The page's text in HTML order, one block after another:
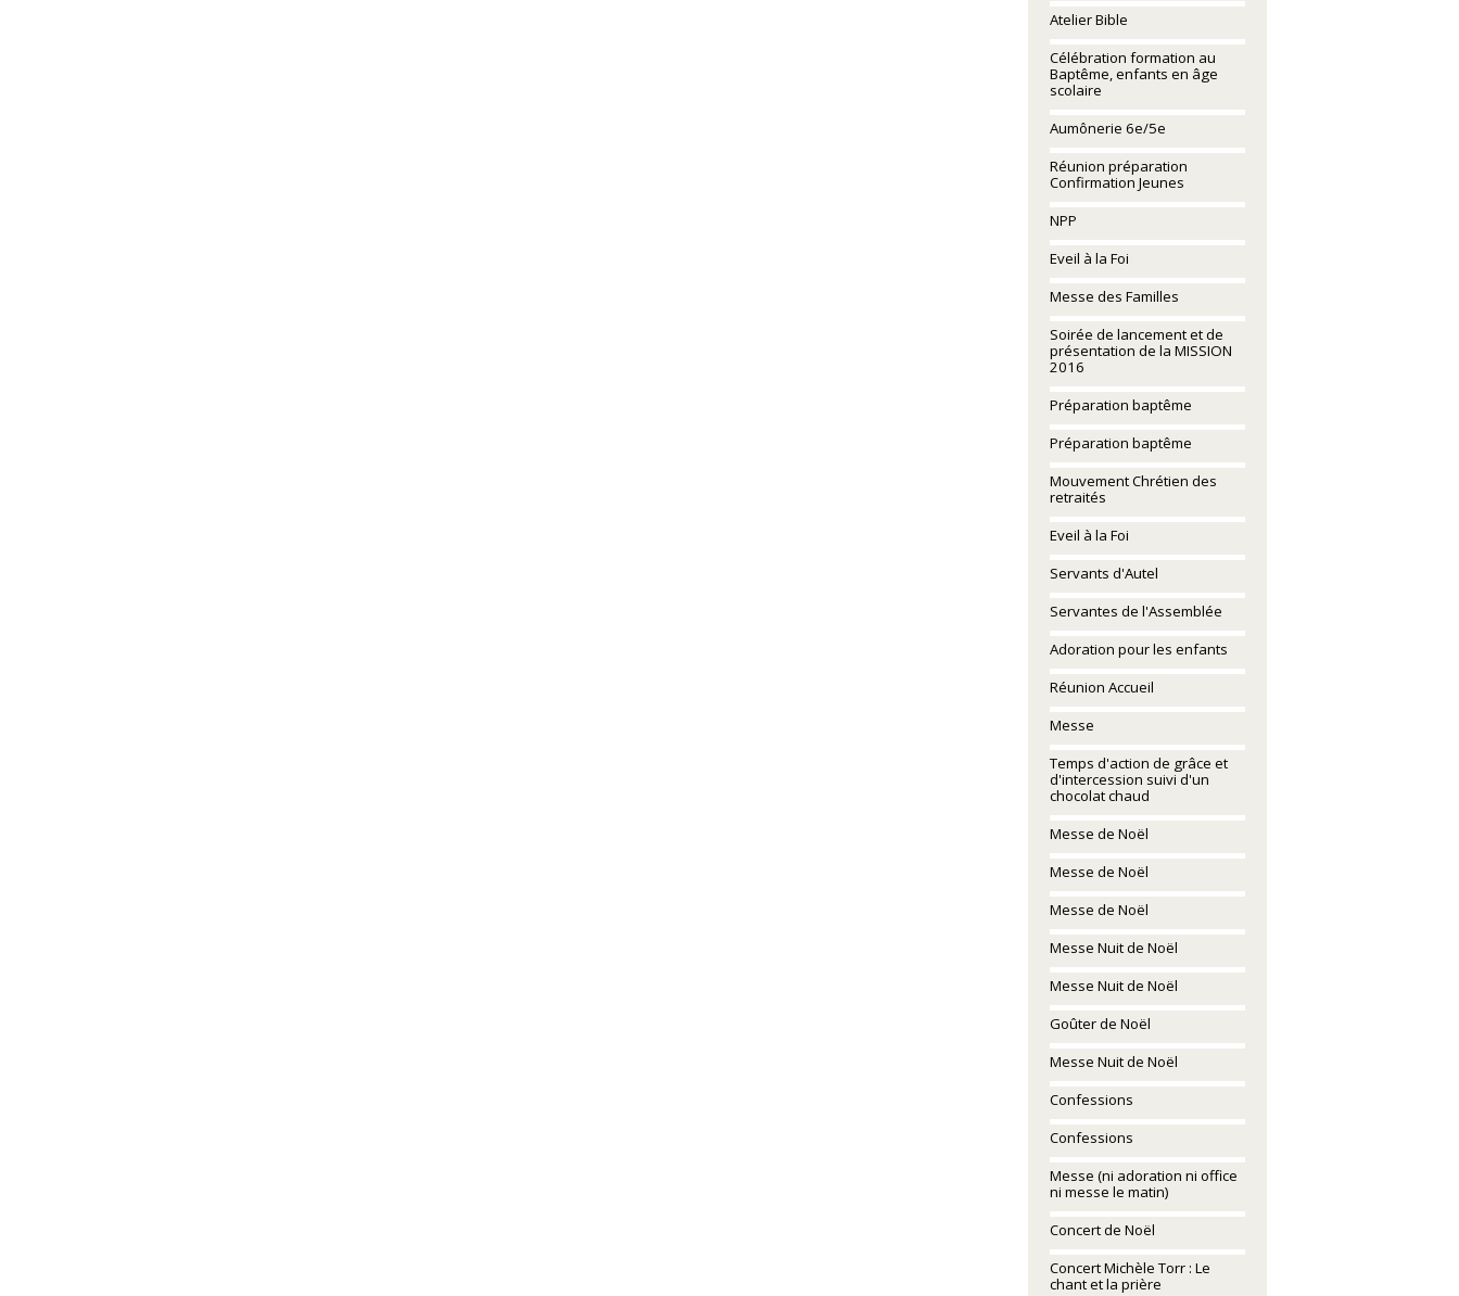
Atelier Bible
Célébration formation au
Baptême, enfants en âge
scolaire
Aumônerie 6e/5e
Réunion préparation
Confirmation Jeunes
NPP
Eveil à la Foi
Messe des Familles
Soirée de lancement et de
présentation de la MISSION
2016
Préparation baptême
Préparation baptême
Mouvement Chrétien des
retraités
Eveil à la Foi
Servants d'Autel
Servantes de l'Assemblée
Adoration pour les enfants
Réunion Accueil
Messe
Temps d'action de grâce et
d'intercession suivi d'un
chocolat chaud
Messe de Noël
Messe de Noël
Messe de Noël
Messe Nuit de Noël
Messe Nuit de Noël
Goûter de Noël
Messe Nuit de Noël
Confessions
Confessions
Messe (ni adoration ni office
ni messe le matin)
Concert de Noël
Concert Michèle Torr : Le
chant et la prière